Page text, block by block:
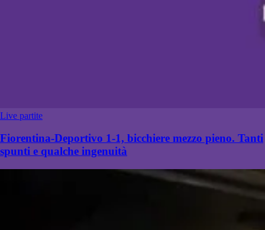
Live partite
Fiorentina-Deportivo 1-1, bicchiere mezzo pieno. Tanti
spunti e qualche ingenuità